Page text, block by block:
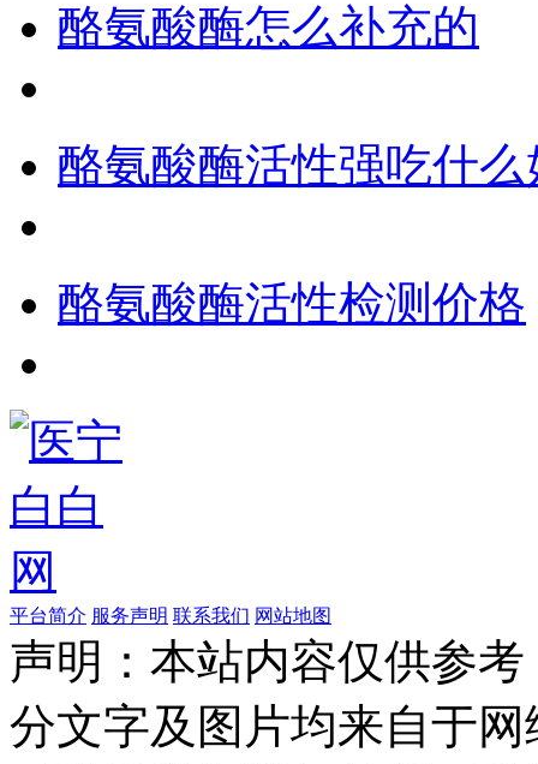
酪氨酸酶怎么补充的
酪氨酸酶活性强吃什么
酪氨酸酶活性检测价格
平台简介 服务声明 联系我们 网站地图
声明：本站内容仅供参
分文字及图片均来自于